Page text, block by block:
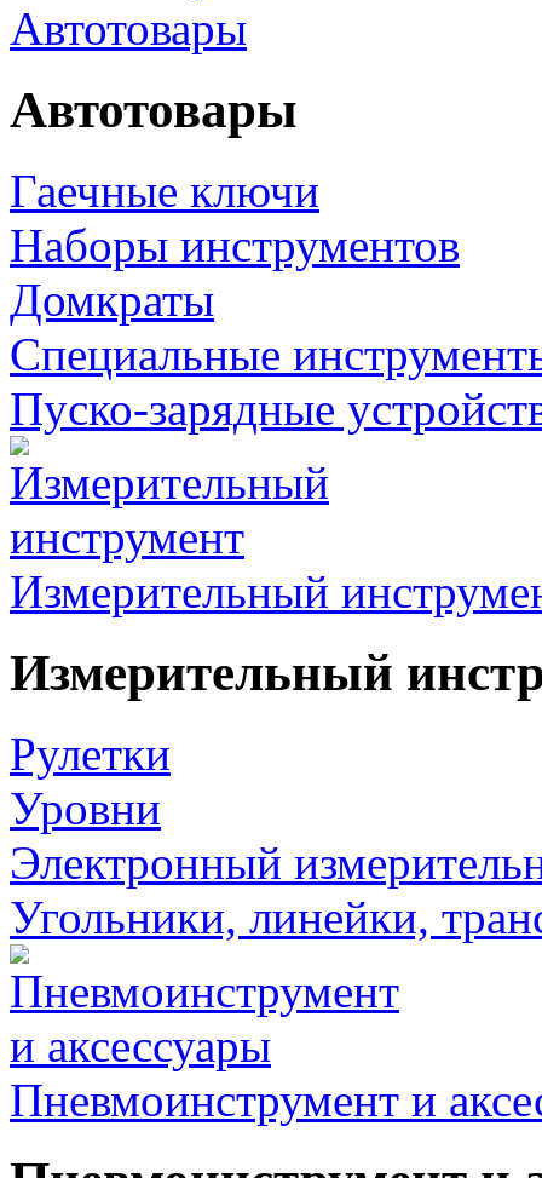
Автотовары
Автотовары
Гаечные ключи
Наборы инструментов
Домкраты
Специальные
Пуско-зарядные
Измерительный
Измерительный
Рулетки
Уровни
Электронный
Угольники, линейки,
Пневмоинструмент и